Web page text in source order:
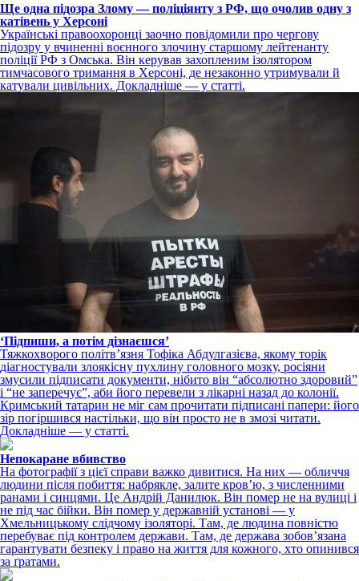
Ще одна підозра Злому — поліціянту з РФ, що очолив одну з
катівень у Херсоні
Українські правоохоронці заочно повідомили про чергову
підозру у вчиненні воєнного злочину старшому лейтенанту
поліції РФ з Омська. Він керував захопленим ізолятором
тимчасового тримання в Херсоні, де незаконно утримували й
катували цивільних. Докладніше — у статті.
‘Підпиши, а потім дізнаєшся’
Тяжкохворого політвʼязня Тофіка Абдулгазієва, якому торік
діагностували злоякісну пухлину головного мозку, росіяни
змусили підписати документи, нібито він “абсолютно здоровий”
і “не заперечує”, аби його перевели з лікарні назад до колонії.
Кримський татарин не міг сам прочитати підписані папери: його
зір погіршився настільки, що він просто не в змозі читати.
Докладніше — у статті.
Непокаране вбивство
На фотографії з цієї справи важко дивитися. На них — обличчя
людини після побиття: набрякле, залите кров’ю, з численними
ранами і синцями. Це Андрій Данилюк. Він помер не на вулиці і
не під час бійки. Він помер у державній установі — у
Хмельницькому слідчому ізоляторі. Там, де людина повністю
перебуває під контролем держави. Там, де держава зобов’язана
гарантувати безпеку і право на життя для кожного, хто опинився
за ґратами.